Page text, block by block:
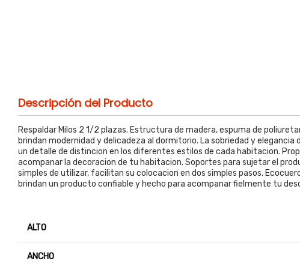
Descripción del Producto
Respaldar Milos 2 1/2 plazas. Estructura de madera, espuma de
brindan modernidad y delicadeza al dormitorio. La sobriedad y
un detalle de distincion en los diferentes estilos de cada habitacion.
acompanar la decoracion de tu habitacion. Soportes para sujetar el
simples de utilizar, facilitan su colocacion en dos simples pasos.
brindan un producto confiable y hecho para acompanar fielmente tu
ALTO
ANCHO